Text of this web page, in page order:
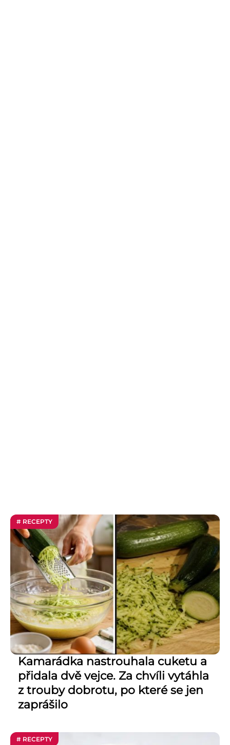
# RECEPTY
Kamarádka nastrouhala cuketu a
přidala dvě vejce. Za chvíli vytáhla
z trouby dobrotu, po které se jen
zaprášilo
# RECEPTY